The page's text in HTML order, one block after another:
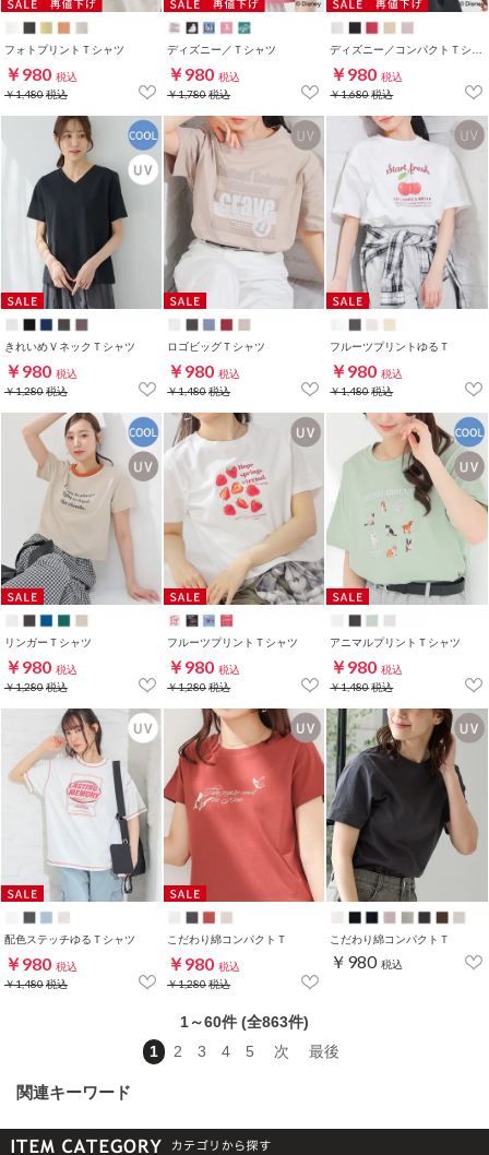
フォトプリントＴシャツ
￥980 税込
￥1,480税込
ディズニー／Ｔシャツ
￥980 税込
￥1,780税込
￥980 税込
￥1,680税込
きれいめＶネックＴシャツ
￥980 税込
￥1,280税込
ロゴビッグＴシャツ
￥980 税込
￥1,480税込
フルーツプリントゆるＴ
￥980 税込
￥1,480税込
リンガーＴシャツ
￥980 税込
￥1,280税込
フルーツプリントＴシャツ
￥980 税込
￥1,280税込
アニマルプリントＴシャツ
￥980 税込
￥1,480税込
配色ステッチゆるＴシャツ
￥980 税込
￥1,480税込
こだわり綿コンパクトＴ
￥980 税込
￥1,280税込
こだわり綿コンパクトＴ
￥980 税込
1～60件 (全863件)
1
2 3 4 5 次 最後
関連キーワード